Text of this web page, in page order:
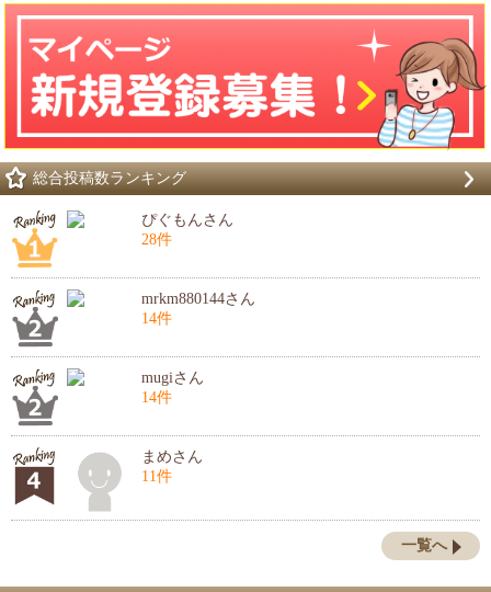
総合投稿数ランキング
ぴぐもんさん
28件
mrkm880144さん
14件
mugiさん
14件
まめさん
11件
一覧へ